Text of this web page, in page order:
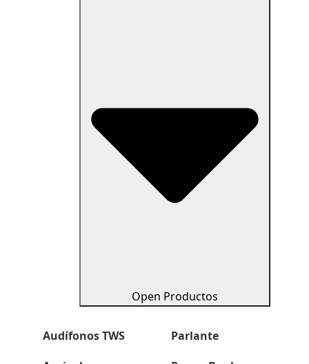
Open Productos
Audífonos TWS
Parlante